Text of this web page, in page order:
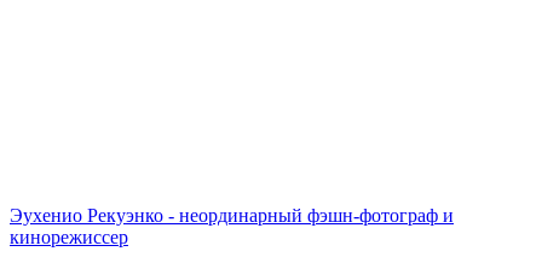
Эухенио Рекуэнко - неординарный фэшн-фотограф и
кинорежиссер